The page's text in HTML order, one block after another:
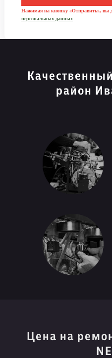
Нажимая на кнопку «Отправить», вы
персональных данных
район
Цена на